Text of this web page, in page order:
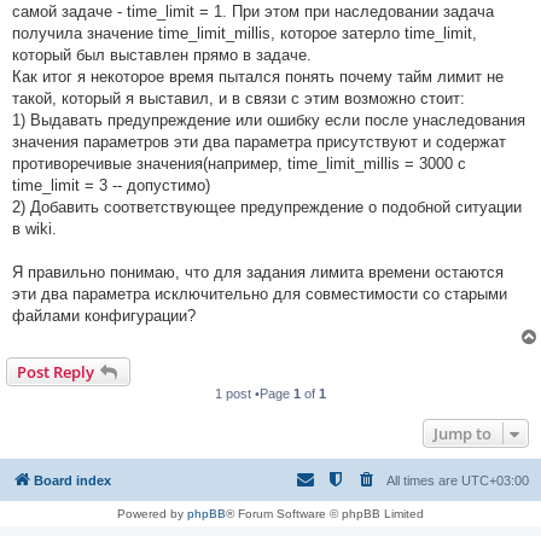
самой задаче - time_limit = 1. При этом при наследовании задача
получила значение time_limit_millis, которое затерло time_limit,
который был выставлен прямо в задаче.
Как итог я некоторое время пытался понять почему тайм лимит не
такой, который я выставил, и в связи с этим возможно стоит:
1) Выдавать предупреждение или ошибку если после унаследования
значения параметров эти два параметра присутствуют и содержат
противоречивые значения(например, time_limit_millis = 3000 с
time_limit = 3 -- допустимо)
2) Добавить соответствующее предупреждение о подобной ситуации
в wiki.
Я правильно понимаю, что для задания лимита времени остаются
эти два параметра исключительно для совместимости со старыми
файлами конфигурации?
Post Reply
1 post •Page 1 of 1
Jump to
Board index All times are UTC+03:00
Powered by phpBB® Forum Software © phpBB Limited